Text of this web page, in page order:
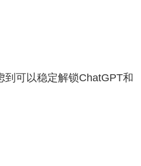
可以稳定解锁ChatGPT和